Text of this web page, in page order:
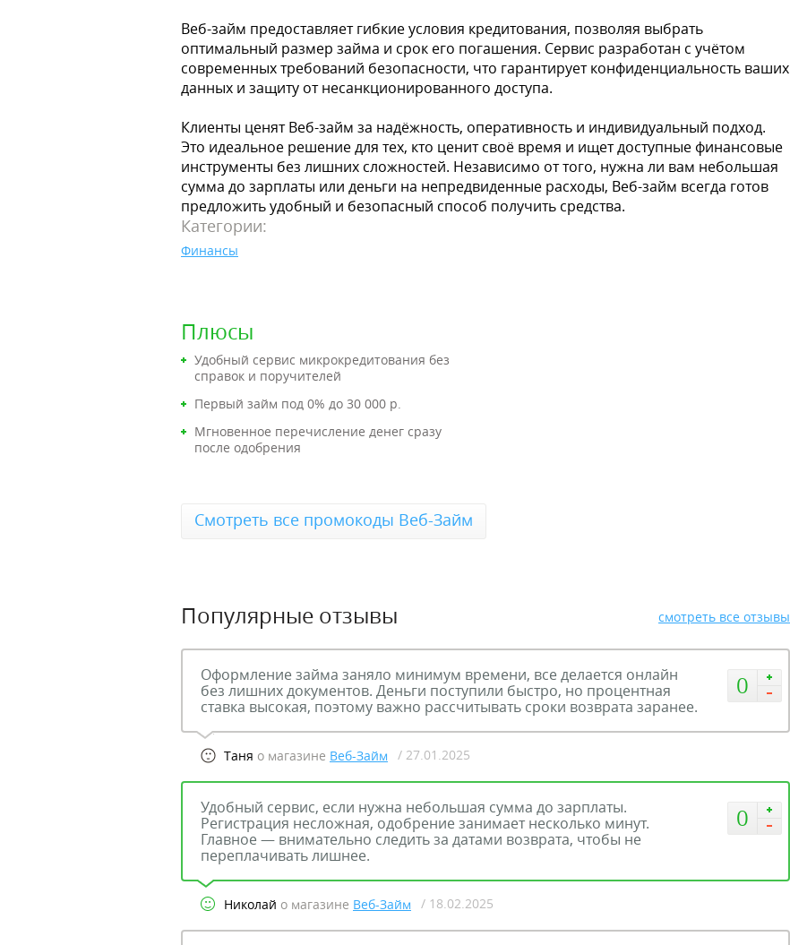
Веб-займ предоставляет гибкие условия кредитования, позволяя выбрать
оптимальный размер займа и срок его погашения. Сервис разработан с учётом
современных требований безопасности, что гарантирует конфиденциальность ваших
данных и защиту от несанкционированного доступа.
Клиенты ценят Веб-займ за надёжность, оперативность и индивидуальный подход.
Это идеальное решение для тех, кто ценит своё время и ищет доступные финансовые
инструменты без лишних сложностей. Независимо от того, нужна ли вам небольшая
сумма до зарплаты или деньги на непредвиденные расходы, Веб-займ всегда готов
предложить удобный и безопасный способ получить средства.
Категории:
Финансы
Плюсы
Удобный сервис микрокредитования без
справок и поручителей
Первый займ под 0% до 30 000 р.
Мгновенное перечисление денег сразу
после одобрения
Смотреть все промокоды Веб-Займ
Популярные отзывы смотреть все отзывы
0
Оформление займа заняло минимум времени, все делается онлайн
без лишних документов. Деньги поступили быстро, но процентная
ставка высокая, поэтому важно рассчитывать сроки возврата заранее.
Таня о магазине Веб-Займ / 27.01.2025
0
Удобный сервис, если нужна небольшая сумма до зарплаты.
Регистрация несложная, одобрение занимает несколько минут.
Главное — внимательно следить за датами возврата, чтобы не
переплачивать лишнее.
Николай о магазине Веб-Займ / 18.02.2025